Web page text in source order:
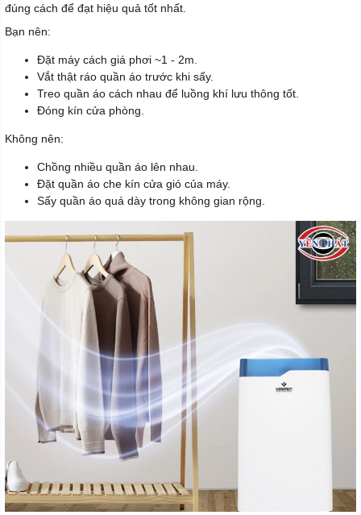
đúng cách để đạt hiệu quả tốt nhất.
Bạn nên:
Đặt máy cách giá phơi ~1 - 2m.
Vắt thật ráo quần áo trước khi sấy.
Treo quần áo cách nhau để luồng khí lưu thông tốt.
Đóng kín cửa phòng.
Không nên:
Chồng nhiều quần áo lên nhau.
Đặt quần áo che kín cửa gió của máy.
Sấy quần áo quá dày trong không gian rộng.